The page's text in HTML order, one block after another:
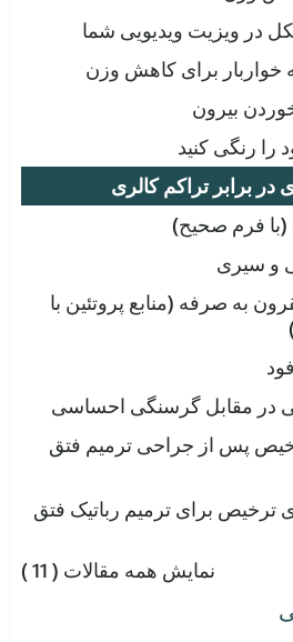
در ویزیت ویدیویی شما
خواربار برای کاهش وزن
بیرون
را رنگی کنید
در برابر تراکم کالری
فرم صحیح)
و سیری
به صرفه (منابع پروتئین با
در مقابل گرسنگی احساسی
پس از جراحی ترمیم فتق
ترخیص برای ترمیم رباتیک فتق
نمایش همه مقالات ( 11 )